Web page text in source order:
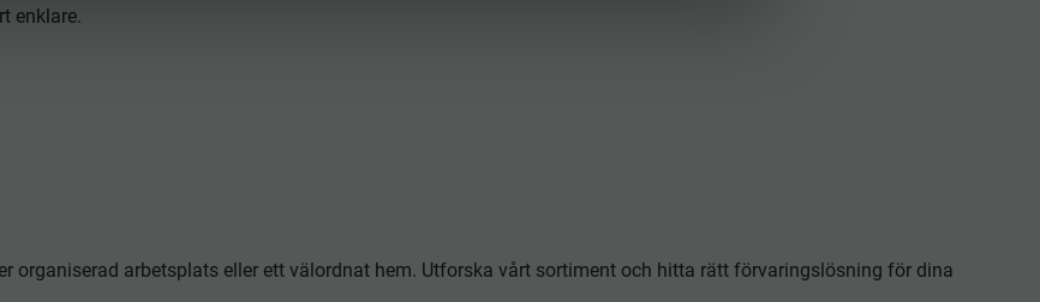
enklare.
organiserad arbetsplats eller ett välordnat hem. Utforska vårt sortiment och hitta rätt förvaringslösning för dina